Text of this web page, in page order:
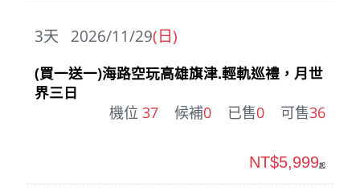
2026/11/29(日)
3天
(買一送一)海路空玩高雄旗津.輕軌巡禮，月世
界三日
機位 37 候補0 已售0 可售36
NT$5,999起